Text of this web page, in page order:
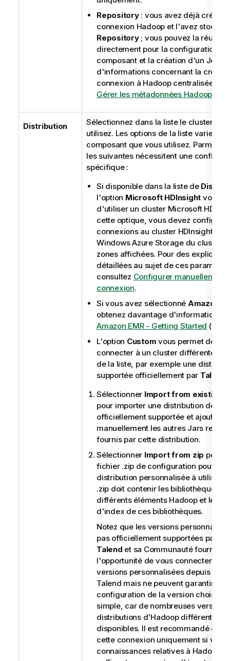
Repository: vous avez déjà créé la
connexion Hadoop et l'avez stockée
Repository; vous pouvez la
directement pour la configuration du
composant et la création d'un Job.
d'informations concernant la
connexion à Hadoop centralisée,
Gérer les métadonnées Hadoop
Distribution
Sélectionnez dans la liste le cluster
utilisez. Les options de la liste varient
composant que vous utilisez. Parmi
les suivantes nécessitent une
spécifique :
Si disponible dans la liste de
l'option Microsoft HDInsight vous
d'utiliser un cluster Microsoft
cette optique, vous devez
connexions au cluster HDInsight et
Windows Azure Storage du cluster
zones affichées. Pour des
détaillées au sujet de ces
consultez Configurer manuellement
connexion.
Si vous avez sélectionné Amazon
obtenez davantage d'informations
Amazon EMR - Getting Started (en
L'option Custom vous permet de
connecter à un cluster différente
de la liste, par exemple une
supportée officiellement par Talend
Sélectionner Import from existing
pour importer une distribution de
officiellement supportée et ajouter
manuellement les autres Jars requis
fournis par cette distribution.
Sélectionner Import from zip pour
fichier .zip de configuration pour la
distribution personnalisée à utiliser.
.zip doit contenir les bibliothèques
différents éléments Hadoop et le
d'index de ces bibliothèques.
Notez que les versions
pas officiellement supportées par
Talend et sa Communauté
l'opportunité de vous connecter à
versions personnalisées depuis le
Talend mais ne peuvent garantir
configuration de la version choisie
simple, car de nombreuses versions
distributions d'Hadoop différentes
disponibles. Il est recommandé de
cette connexion uniquement si vos
connaissances relatives à Hadoop